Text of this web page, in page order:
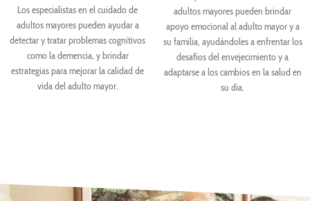
Los especialistas en el cuidado de
adultos mayores pueden ayudar a
detectar y tratar problemas cognitivos
como la demencia, y brindar
estrategias para mejorar la calidad de
vida del adulto mayor.
adultos mayores pueden brindar
apoyo emocional al adulto mayor y a
su familia, ayudándoles a enfrentar los
desafíos del envejecimiento y a
adaptarse a los cambios en la salud en
su dia.